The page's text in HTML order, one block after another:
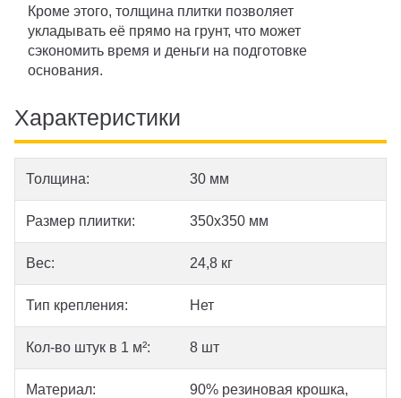
Кроме этого, толщина плитки позволяет
укладывать её прямо на грунт, что может
сэкономить время и деньги на подготовке
основания.
Характеристики
Толщина: 30 мм
Размер плиитки: 350x350 мм
Вес: 24,8 кг
Тип крепления: Нет
Кол-во штук в 1 м²: 8 шт
Материал:
90% резиновая крошка,